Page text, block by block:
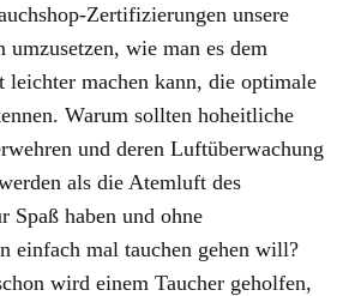
Zertifizierungen unsere
umzusetzen, wie man es dem
leichter machen kann, die optimale
Warum sollten hoheitliche
und deren Luftüberwachung
als die Atemluft des
Spaß haben und ohne
einfach mal tauchen gehen will?
wird einem Taucher geholfen,